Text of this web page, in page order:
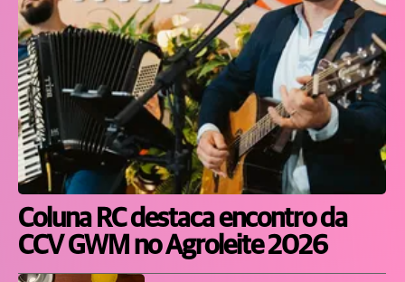
Coluna RC destaca encontro da
CCV GWM no Agroleite 2026